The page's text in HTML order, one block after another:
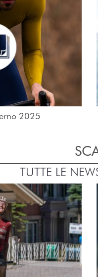
2025
TUTTE LE